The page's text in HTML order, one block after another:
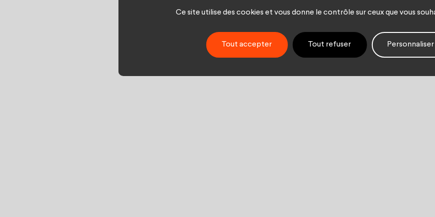
Ce site utilise des cookies et vous donne le contrôle sur ceux que vous
Tout accepter Tout refuser Personnaliser